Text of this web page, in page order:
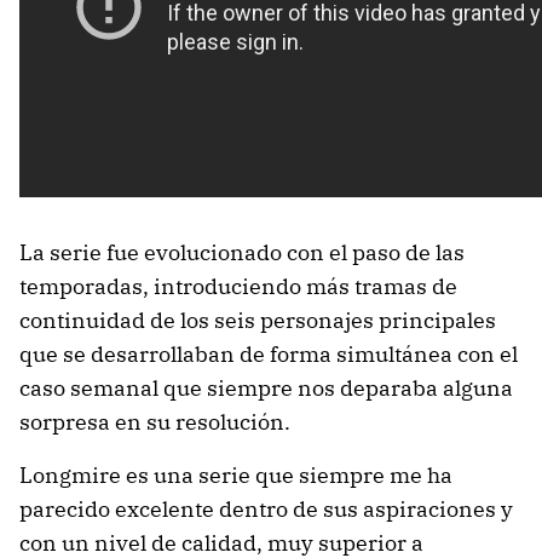
La serie fue evolucionado con el paso de las
temporadas, introduciendo más tramas de
continuidad de los seis personajes principales
que se desarrollaban de forma simultánea con el
caso semanal que siempre nos deparaba alguna
sorpresa en su resolución.
Longmire es una serie que siempre me ha
parecido excelente dentro de sus aspiraciones y
con un nivel de calidad, muy superior a